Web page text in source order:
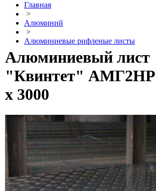
Главная
>
Алюминий
>
Алюминиевые рифленые листы
Алюминиевый лист
"Квинтет" АМГ2НР
х 3000